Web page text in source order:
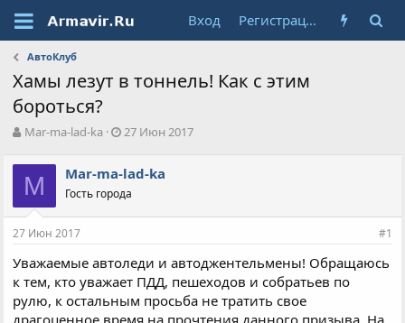
Вход Регистрация
АвтоКлуб
Хамы лезут в тоннель! Как с этим
бороться?
А
т
о
р
т
е
ы
Mar-ma-lad-ka
Д
а
н
л
а
27 Июн 2017
M Mar-ma-lad-ka
Гость города
27 Июн 2017 #1
Уважаемые автоледи и автоджентельмены! Обращаюсь
к тем, кто уважает ПДД, пешеходов и собратьев по
рулю, к остальным просьба не тратить свое
драгоценное время на прочтения данного призыва. На